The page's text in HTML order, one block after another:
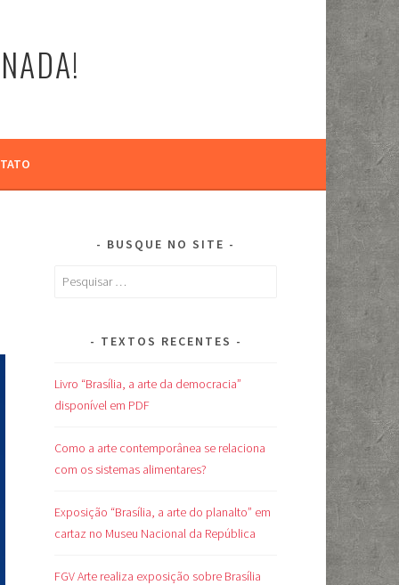
BUSQUE NO SITE
Pesquisar
TEXTOS RECENTES
Livro “Brasília, a arte da democracia”
disponível em PDF
Como a arte contemporânea se relaciona
com os sistemas alimentares?
Exposição “Brasília, a arte do planalto” em
cartaz no Museu Nacional da República
FGV Arte realiza exposição sobre Brasília